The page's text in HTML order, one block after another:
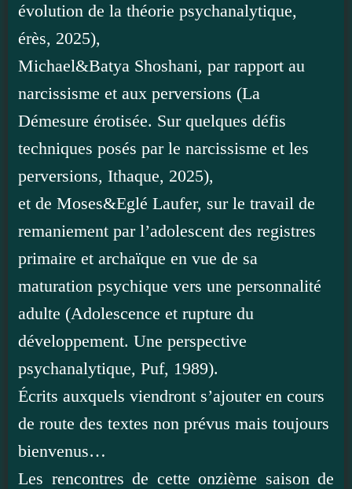
évolution de la théorie psychanalytique,
érès, 2025),
Michael&Batya Shoshani, par rapport au
narcissisme et aux perversions (La
Démesure érotisée. Sur quelques défis
techniques posés par le narcissisme et les
perversions, Ithaque, 2025),
et de Moses&Eglé Laufer, sur le travail de
remaniement par l’adolescent des registres
primaire et archaïque en vue de sa
maturation psychique vers une personnalité
adulte (Adolescence et rupture du
développement. Une perspective
psychanalytique, Puf, 1989).
Écrits auxquels viendront s’ajouter en cours
de route des textes non prévus mais toujours
bienvenus…
Les rencontres de cette onzième saison de